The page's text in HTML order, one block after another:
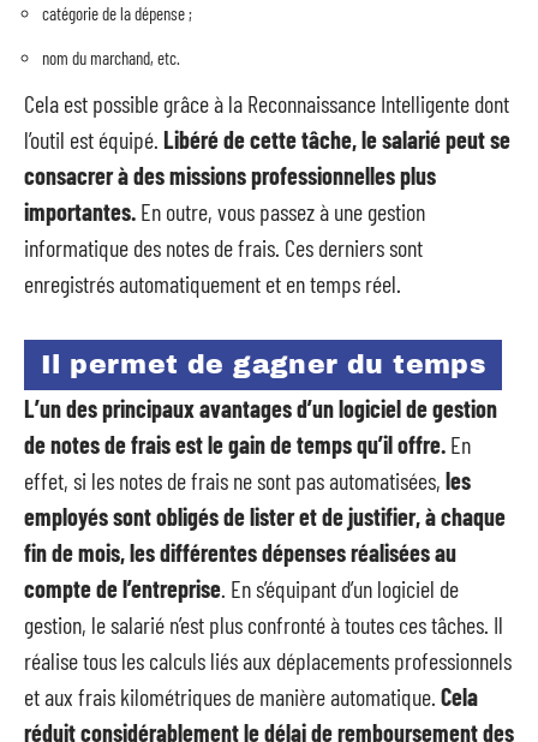
catégorie de la dépense ;
nom du marchand, etc.
Cela est possible grâce à la Reconnaissance Intelligente dont
l’outil est équipé. Libéré de cette tâche, le salarié peut se
consacrer à des missions professionnelles plus
importantes. En outre, vous passez à une gestion
informatique des notes de frais. Ces derniers sont
enregistrés automatiquement et en temps réel.
Il permet de gagner du temps
L’un des principaux avantages d’un logiciel de gestion
de notes de frais est le gain de temps qu’il offre. En
effet, si les notes de frais ne sont pas automatisées, les
employés sont obligés de lister et de justifier, à chaque
fin de mois, les différentes dépenses réalisées au
compte de l’entreprise . En s’équipant d’un logiciel de
gestion, le salarié n’est plus confronté à toutes ces tâches. Il
réalise tous les calculs liés aux déplacements professionnels
et aux frais kilométriques de manière automatique. Cela
réduit considérablement le délai de remboursement des